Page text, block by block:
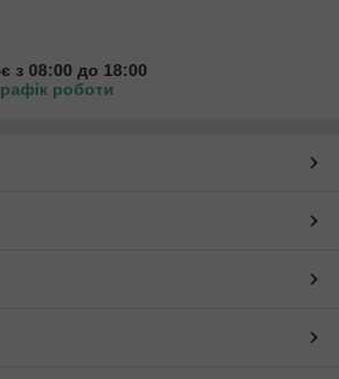
з 08:00 до 18:00
роботи